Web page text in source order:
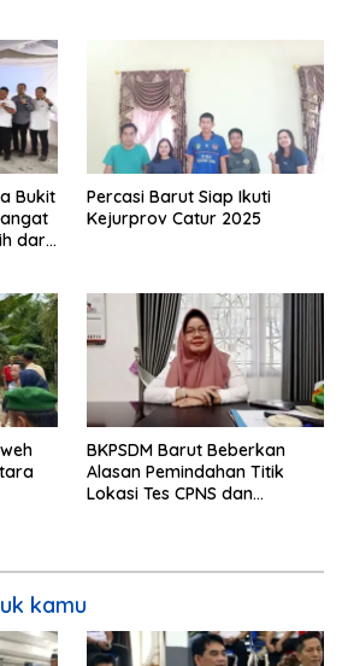
Bukit
dari
Percasi Barut Siap Ikuti
Kejurprov Catur 2025
BKPSDM Barut Beberkan
Alasan Pemindahan Titik
Lokasi Tes CPNS dan
kamu